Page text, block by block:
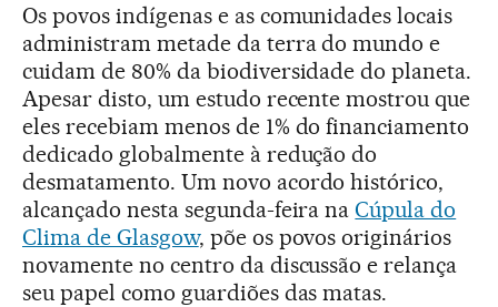
Os povos indígenas e as comunidades locais
administram metade da terra do mundo e
cuidam de 80% da biodiversidade do planeta.
Apesar disto, um estudo recente mostrou que
eles recebiam menos de 1% do financiamento
dedicado globalmente à redução do
desmatamento. Um novo acordo histórico,
alcançado nesta segunda-feira naCúpula do
Clima de Glasgow, põe os povos originários
novamente no centro da discussão e relança
seu papel como guardiões das matas.